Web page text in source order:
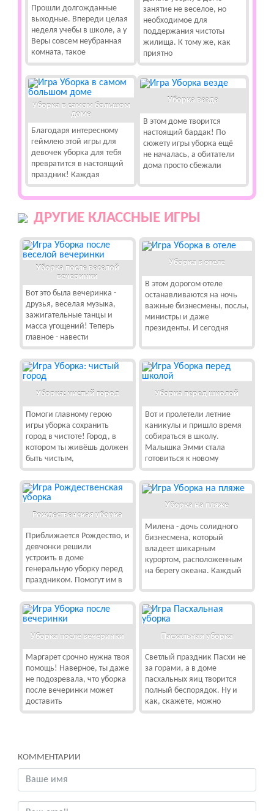
Прошли долгожданные
выходные. Впереди целая
неделя учебы в школе, а у
Веры совсем неубранная
комната, такое
занятие не веселое, но
необходимое для
поддержания чистоты
жилища. К тому же, как
приятно
Уборка в самом большом
доме
Благодаря интересному
геймлею этой игры для
девочек уборка для тебя
превратится в настоящий
праздник! Каждая
Уборка везде
В этом доме творится
настоящий бардак! По
сюжету игры уборка ещё
не началась, а обитатели
дома просто сбежали
ДРУГИЕ КЛАССНЫЕ ИГРЫ
Уборка после веселой
вечеринки
Вот это была вечеринка -
друзья, веселая музыка,
зажигательные танцы и
масса угощений! Теперь
главное - навести
Уборка в отеле
В этом дорогом отеле
останавливаются на ночь
важные бизнесмены, послы,
министры и даже
президенты. И сегодня
Уборка: чистый город
Помоги главному герою
игры уборка сохранить
город в чистоте! Город, в
котором ты живёшь должен
быть чистым,
Уборка перед школой
Вот и пролетели летние
каникулы и пришло время
собираться в школу.
Малышка Эмми стала
готовиться к новому
Рождественская уборка
Приближается Рождество, и
девчонки решили
устроить в доме
генеральную уборку перед
праздником. Помогут им в
Уборка на пляже
Милена - дочь солидного
бизнесмена, который
владеет шикарным
курортом, расположенным
на берегу океана. Каждый
Уборка после вечеринки
Маргарет срочно нужна твоя
помощь! Наверное, ты даже
не подозревала, что уборка
после вечеринки может
доставить
Пасхальная уборка
Светлый праздник Пасхи не
за горами, а в доме
пасхальных яиц творится
полный беспорядок. Ну и
как, скажете, можно
КОММЕНТАРИИ